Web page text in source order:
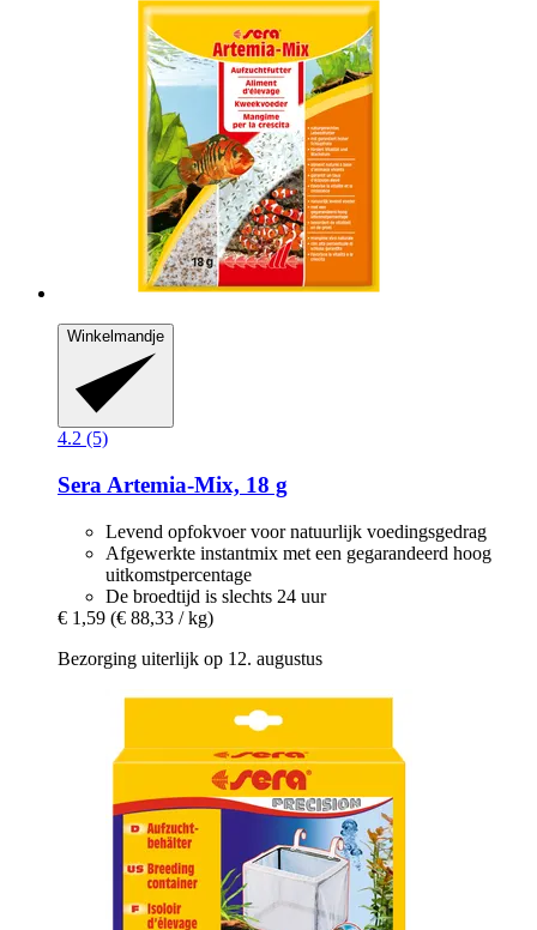
Winkelmandje
4.2 (5)
Sera Artemia-​Mix, 18 g
Levend opfokvoer voor natuurlijk voedingsgedrag
Afgewerkte instantmix met een gegarandeerd hoog
uitkomstpercentage
De broedtijd is slechts 24 uur
€ 1,59 (€ 88,33 / kg)
Bezorging uiterlijk op 12. augustus